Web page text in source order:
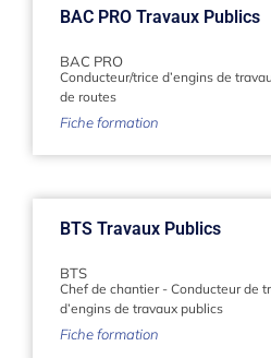
BAC PRO Travaux Publics
BAC PRO
Conducteur/trice d’engins de
de routes
Fiche formation
BTS Travaux Publics
BTS
Chef de chantier- Conducteur de
d’engins de travaux publics
Fiche formation